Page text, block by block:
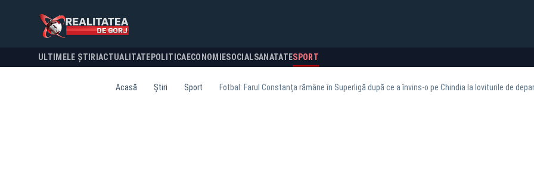
ULTIMELE ȘTIRI ACTUALITATE POLITICA ECONOMIESOCIALSANATATESPORT
Acasă Știri Sport Fotbal: Farul Constanța rămâne în Superligă după ce a învins-o pe Chindia la loviturile de